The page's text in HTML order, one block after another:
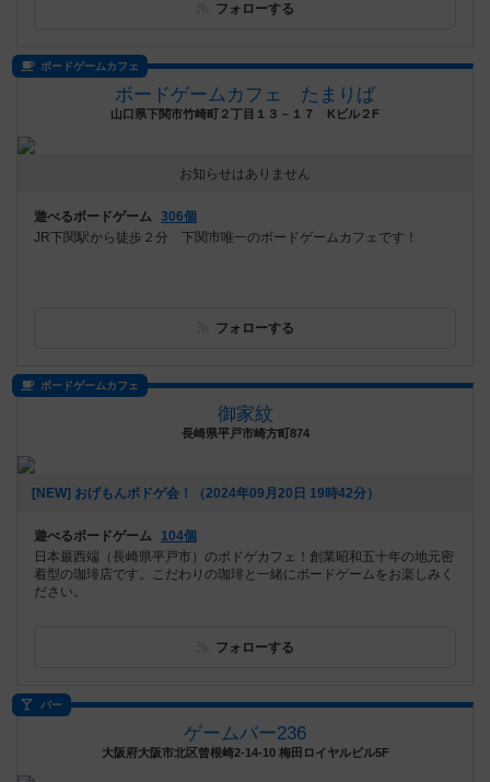
フォローする
ボードゲームカフェ
ボードゲームカフェ たまりば
山口県下関市竹崎町２丁目１３－１７ Kビル２F
お知らせはありません
遊べるボードゲーム 306個
JR下関駅から徒歩２分 下関市唯一のボードゲームカフェです！
フォローする
ボードゲームカフェ
御家紋
長崎県平戸市崎方町874
[NEW] おげもんボドゲ会！（2024年09月20日 19時42分）
遊べるボードゲーム
104個
日本最西端（長崎県平戸市）のボドゲカフェ！創業昭和五十年の地元密
着型の珈琲店です。こだわりの珈琲と一緒にボードゲームをお楽しみく
ださい。
フォローする
バー
ゲームバー236
大阪府大阪市北区曾根崎2-14-10 梅田ロイヤルビル5F